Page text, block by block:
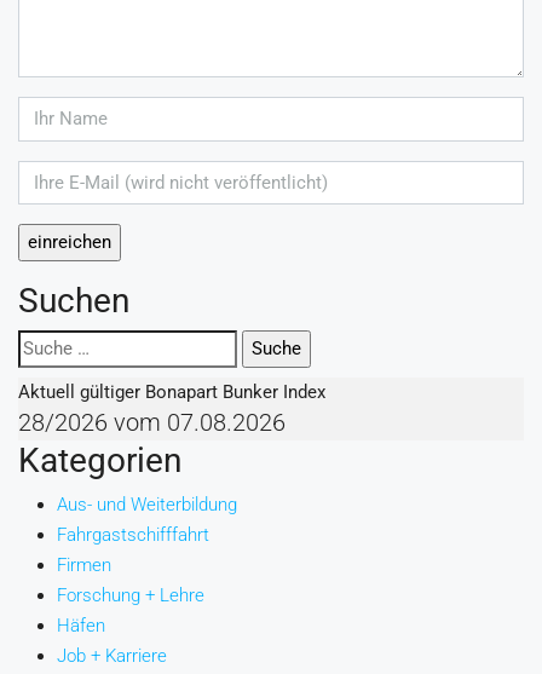
Suchen
Suchen
nach:
Aktuell gültiger Bonapart Bunker Index
28/2026 vom 07.08.2026
Kategorien
Aus- und Weiterbildung
Fahrgastschifffahrt
Firmen
Forschung + Lehre
Häfen
Job + Karriere